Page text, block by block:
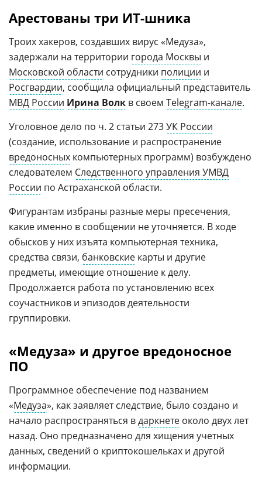
Арестованы три ИТ-шника
Троих хакеров, создавших вирус «Медуза»,
задержали на территории города Москвы и
Московской области сотрудники полиции и
Росгвардии, сообщила официальный представитель
МВД России Ирина Волк в своем Telegram-канале.
Уголовное дело по ч. 2 статьи 273УК России
(создание, использование и распространение
вредоносных компьютерных программ) возбуждено
следователем Следственного управления УМВД
России по Астраханской области.
Фигурантам избраны разные меры пресечения,
какие именно в сообщении не уточняется. В ходе
обысков у них изъята компьютерная техника,
средства связи, банковские карты и другие
предметы, имеющие отношение к делу.
Продолжается работа по установлению всех
соучастников и эпизодов деятельности
группировки.
«Медуза» и другое вредоносное
ПО
Программное обеспечение под названием
«Медуза», как заявляет следствие, было создано и
начало распространяться вдаркнете около двух лет
назад. Оно предназначено для хищения учетных
данных, сведений о криптокошельках и другой
информации.